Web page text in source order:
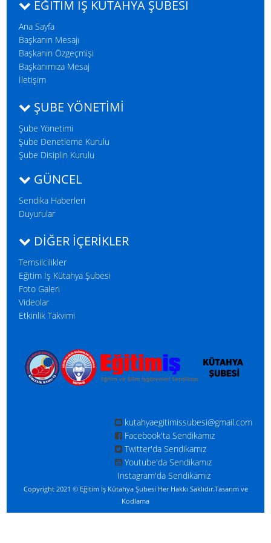
EĞITIM İŞ KÜTAHYA ŞUBESI
Ana Sayfa
Başkanın Mesajı
Başkanın Özgeçmişi
Başkanımıza Mesaj
İletişim
ŞUBE YÖNETİMİ
Şube Yönetimi
Şube Denetleme Kurulu
Şube Disiplin Kurulu
GÜNCEL
Sendika Haberleri
Duyurular
DIĞER İÇERIKLER
Temsilcilikler
Eğitim İş Kütahya Şubesi
Foto Galeri
Videolar
Etkinlik Takvimi
kutahyaegitimissubesi@gmail.com
Facebook'ta Sendikamız
Twitter'da Sendikamız
Youtube'da Sendikamız
Instagram'da Sendikamız
Copyright 2021 © Eğitim İş Kütahya Şubesi Her Hakkı Saklıdır.Tasarım ve
Kodlama